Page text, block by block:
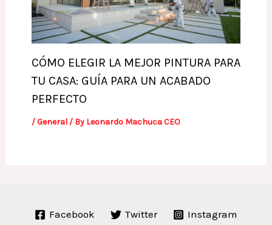
CÓMO ELEGIR LA MEJOR PINTURA PARA
TU CASA: GUÍA PARA UN ACABADO
PERFECTO
/General/ By Leonardo Machuca CEO
Facebook Twitter Instagram